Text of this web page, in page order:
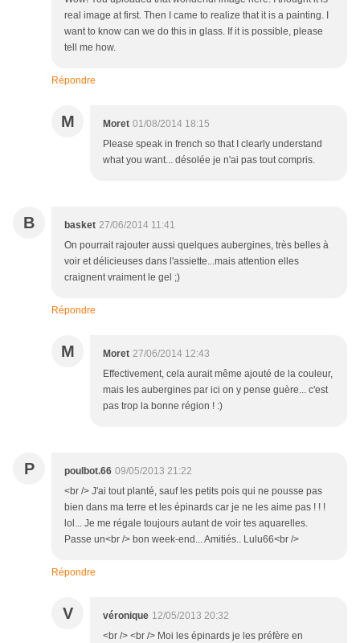
real image at first. Then I came to realize that it is a painting. I
want to know can we do this in glass. If it is possible, please
tell me how.
Répondre
M Moret 01/08/2014 18:15
Please speak in french so that I clearly understand
what you want... désolée je n'ai pas tout compris.
B basket 27/06/2014 11:41
On pourrait rajouter aussi quelques aubergines, très belles à
voir et délicieuses dans l'assiette...mais attention elles
craignent vraiment le gel ;)
Répondre
M Moret 27/06/2014 12:43
Effectivement, cela aurait même ajouté de la couleur,
mais les aubergines par ici on y pense guère... c'est
pas trop la bonne région ! :)
P poulbot.66 09/05/2013 21:22
<br /> J'ai tout planté, sauf les petits pois qui ne pousse pas
bien dans ma terre et les épinards car je ne les aime pas ! ! !
lol... Je me régale toujours autant de voir tes aquarelles.
Passe un<br /> bon week-end... Amitiés.. Lulu66<br />
Répondre
V véronique 12/05/2013 20:32
<br /> <br /> Moi les épinards je les préfère en